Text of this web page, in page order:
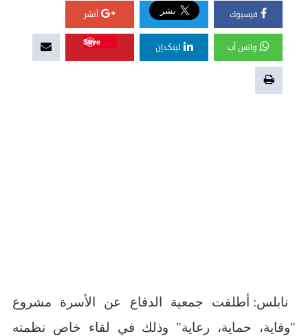
فيسبوك أنشر
واتس آب لينكدإن
Save
نابلس: أطلقت جمعية الدفاع عن الأسرة مشروع
"وقاية، حماية، رعاية" وذلك في لقاء خاص نظمته